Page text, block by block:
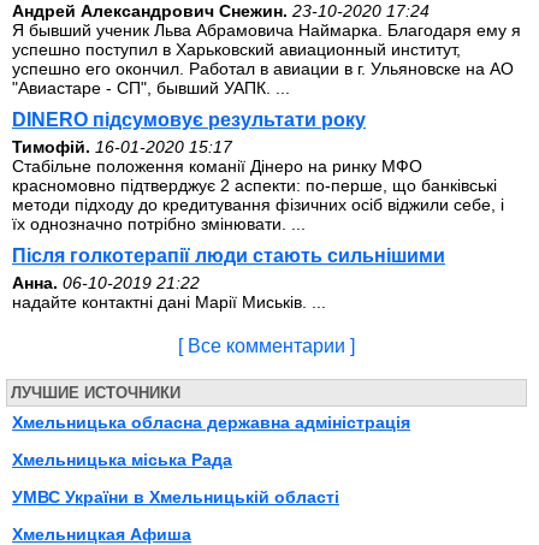
Андрей Александрович Снежин. 23-10-2020 17:24
Я бывший ученик Льва Абрамовича Наймарка. Благодаря ему я
успешно поступил в Харьковский авиационный институт,
успешно его окончил. Работал в авиации в г. Ульяновске на АО
"Авиастаре - СП", бывший УАПК. ...
DINERO підсумовує результати року
Тимофій. 16-01-2020 15:17
Стабільне положення команії Дінеро на ринку МФО
красномовно підтверджує 2 аспекти: по-перше, що банківські
методи підходу до кредитування фізичних осіб віджили себе, і
їх однозначно потрібно змінювати. ...
Після голкотерапії люди стають сильнішими
Анна. 06-10-2019 21:22
надайте контактні дані Марії Миськів. ...
[ Все комментарии ]
ЛУЧШИЕ ИСТОЧНИКИ
Хмельницька обласна державна адміністрація
Хмельницька міська Рада
УМВС України в Хмельницькій області
Хмельницкая Афиша